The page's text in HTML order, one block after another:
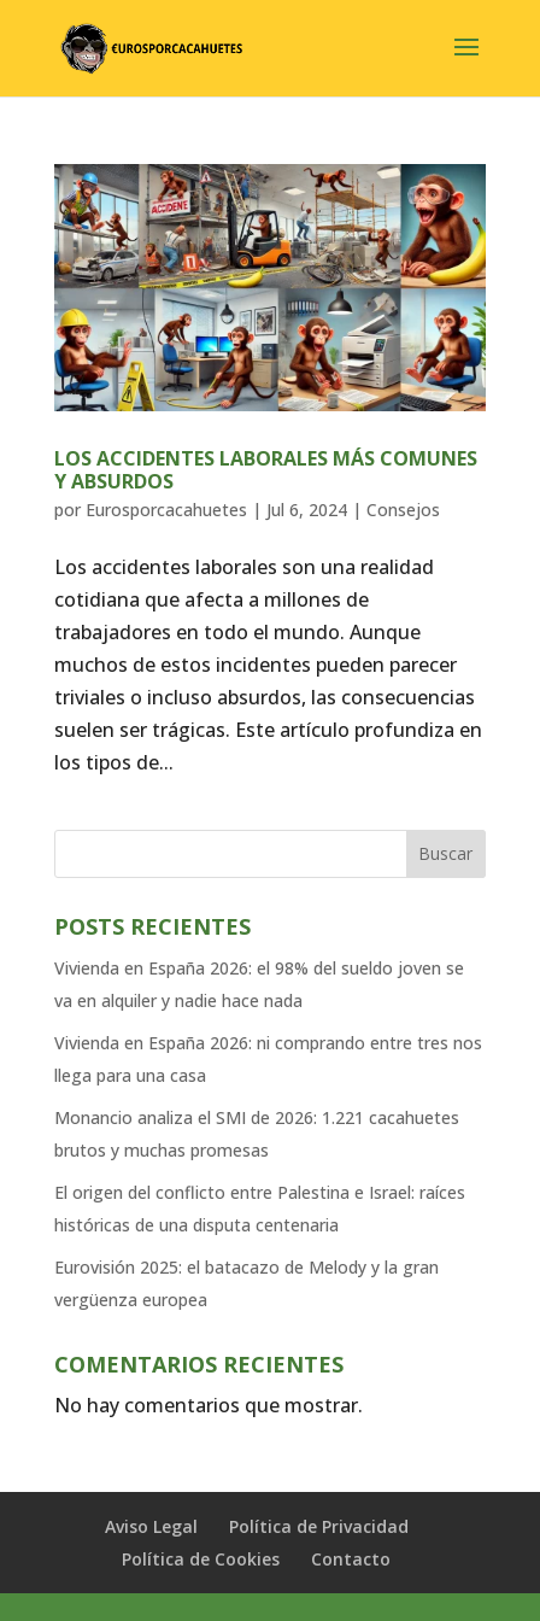
LOS ACCIDENTES LABORALES MÁS COMUNES
Y ABSURDOS
por Eurosporcacahuetes | Jul 6, 2024| Consejos
Los accidentes laborales son una realidad
cotidiana que afecta a millones de
trabajadores en todo el mundo. Aunque
muchos de estos incidentes pueden parecer
triviales o incluso absurdos, las consecuencias
suelen ser trágicas. Este artículo profundiza en
los tipos de...
Buscar
POSTS RECIENTES
Vivienda en España 2026: el 98% del sueldo joven se
va en alquiler y nadie hace nada
Vivienda en España 2026: ni comprando entre tres nos
llega para una casa
Monancio analiza el SMI de 2026: 1.221 cacahuetes
brutos y muchas promesas
El origen del conflicto entre Palestina e Israel: raíces
históricas de una disputa centenaria
Eurovisión 2025: el batacazo de Melody y la gran
vergüenza europea
COMENTARIOS RECIENTES
No hay comentarios que mostrar.
Aviso Legal
Política de Privacidad
Política de Cookies
Contacto